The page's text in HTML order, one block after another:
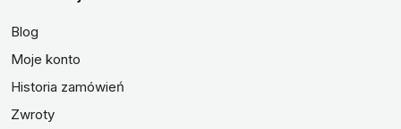
Blog
Moje konto
Historia zamówień
Zwroty